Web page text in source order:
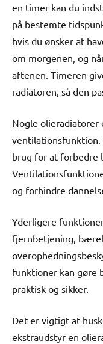
en timer kan du
på bestemte
hvis du ønsker at
om morgenen, og
aftenen. Timeren
radiatoren, så den
Nogle olieradiatorer
brug for at forbedre
og forhindre
Yderligere
fjernbetjening,
funktioner kan gøre
praktisk og sikker.
Det er vigtigt at
ekstraudstyr en